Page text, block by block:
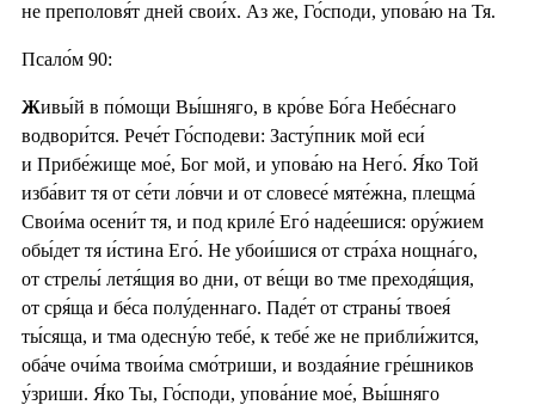
не преполовя́т дней свои́х. Аз же, Го́споди, упова́ю на Тя.
Псало́м 90:
Живы́й в по́мощи Вы́шняго, в кро́ве Бо́га Небе́снаго
водвори́тся. Рече́т Го́сподеви: Засту́пник мой еси́
и Прибе́жище мое́, Бог мой, и упова́ю на Него́. Я́ко Той
изба́вит тя от се́ти ло́вчи и от словесе́ мяте́жна, плещма́
Свои́ма осени́т тя, и под криле́ Его́ наде́ешися: ору́жием
обы́дет тя и́стина Его́. Не убои́шися от стра́ха нощна́го,
от стрелы́ летя́щия во дни, от ве́щи во тме преходя́щия,
от сря́ща и бе́са полу́деннаго. Паде́т от страны́ твоея́
ты́сяща, и тма одесну́ю тебе́, к тебе́ же не прибли́жится,
оба́че очи́ма твои́ма смо́триши, и воздая́ние гре́шников
у́зриши. Я́ко Ты, Го́споди, упова́ние мое́, Вы́шняго